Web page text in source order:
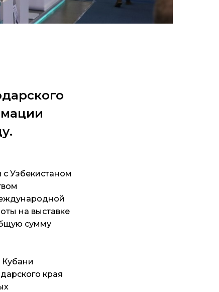
Узбекистаном
на выставке
сумму
края